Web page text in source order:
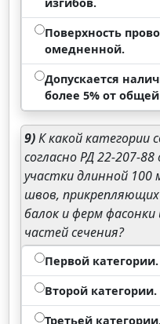
Поверхность
омедненной.
Допускается
более 5% от
9)К какой категории
согласно РД 22-207-
участки длинной
швов,
балок и ферм
частей сечения?
Первой категории.
Второй категории.
Третьей